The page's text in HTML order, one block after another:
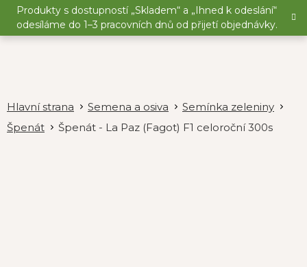
Přejít
obsah
Produkty s dostupností „Skladem“ a „Ihned k odeslání“
odesíláme do 1–3 pracovních dnů od přijetí objednávky.
Semena a osiva
Semínka zeleniny
Špenát
Špenát - La Paz (Fagot) F1 celoroční 300s